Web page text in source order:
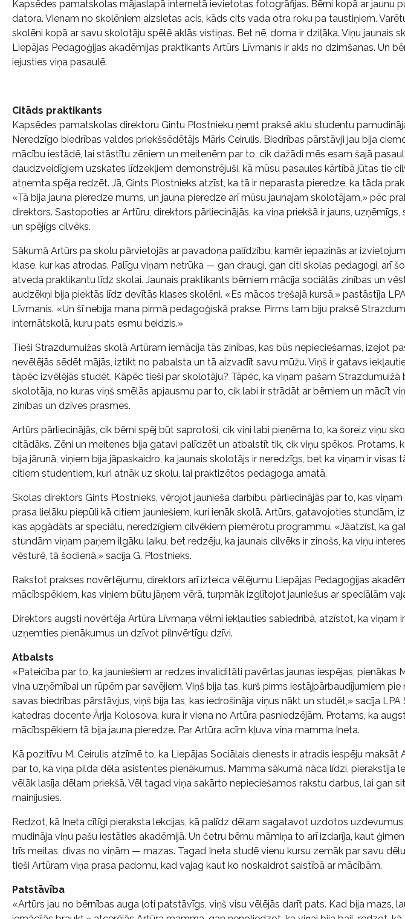
Kapsēdes pamatskolas mājaslapā internetā ievietotas fotogrāfijas. Bērni kopā ar jaunu
datora. Vienam no skolēniem aizsietas acis, kāds cits vada otra roku pa taustiņiem.
skolēni kopā ar savu skolotāju spēlē aklās vistiņas. Bet nē, doma ir dziļāka. Viņu jaunais
Liepājas Pedagoģijas akadēmijas praktikants Artūrs Līvmanis ir akls no dzimšanas. Un
iejusties viņa pasaulē.
Citāds praktikants
Kapsēdes pamatskolas direktoru Gintu Plostnieku ņemt praksē aklu studentu
Neredzīgo biedrības valdes priekšsēdētājs Māris Ceirulis. Biedrības pārstāvji jau bija
mācību iestādē, lai stāstītu zēniem un meitenēm par to, cik dažādi mēs esam šajā
daudzveidīgiem uzskates līdzekļiem demonstrējuši, kā mūsu pasaules kārtībā jūtas tie
atņemta spēja redzēt. Jā, Gints Plostnieks atzīst, ka tā ir neparasta pieredze, ka tāda
«Tā bija jauna pieredze mums, un jauna pieredze arī mūsu jaunajam skolotājam,» pēc
direktors. Sastopoties ar Artūru, direktors pārliecinājās, ka viņa priekšā ir jauns,
un spējīgs cilvēks.
Sākumā Artūrs pa skolu pārvietojās ar pavadoņa palīdzību, kamēr iepazinās ar
klase, kur kas atrodas. Palīgu viņam netrūka — gan draugi, gan citi skolas pedagogi, arī
atveda praktikantu līdz skolai. Jaunais praktikants bērniem mācīja sociālās zinības un
audzēkņi bija piektās līdz devītās klases skolēni. «Es mācos trešajā kursā,» pastāstīja
Līvmanis. «Un šī nebija mana pirmā pedagoģiskā prakse. Pirms tam biju praksē
internātskolā, kuru pats esmu beidzis.»
Tieši Strazdumuižas skolā Artūram iemācīja tās zinības, kas būs nepieciešamas, izejot
nevēlējās sēdēt mājās, iztikt no pabalsta un tā aizvadīt savu mūžu. Viņš ir gatavs
tāpēc izvēlējās studēt. Kāpēc tieši par skolotāju? Tāpēc, ka viņam pašam Strazdumuižā
skolotāja, no kuras viņš smēlās apjausmu par to, cik labi ir strādāt ar bērniem un mācīt
zinības un dzīves prasmes.
Artūrs pārliecinājās, cik bērni spēj būt saprotoši, cik viņi labi pieņēma to, ka šoreiz viņu
citādāks. Zēni un meitenes bija gatavi palīdzēt un atbalstīt tik, cik viņu spēkos. Protams,
bija jārunā, viņiem bija jāpaskaidro, ka jaunais skolotājs ir neredzīgs, bet ka viņam ir visas
citiem studentiem, kuri atnāk uz skolu, lai praktizētos pedagoga amatā.
Skolas direktors Gints Plostnieks, vērojot jaunieša darbību, pārliecinājās par to, kas
prasa lielāku piepūli kā citiem jauniešiem, kuri ienāk skolā. Artūrs, gatavojoties stundām,
kas apgādāts ar speciālu, neredzīgiem cilvēkiem piemērotu programmu. «Jāatzīst, ka
stundām viņam paņem ilgāku laiku, bet redzēju, ka jaunais cilvēks ir zinošs, ka viņu
vēsturē, tā šodienā,» sacīja G. Plostnieks.
Rakstot prakses novērtējumu, direktors arī izteica vēlējumu Liepājas Pedagoģijas
mācībspēkiem, kas viņiem būtu jāņem vērā, turpmāk izglītojot jauniešus ar speciālām
Direktors augsti novērtēja Artūra Līvmaņa vēlmi iekļauties sabiedrībā, atzīstot, ka viņam
uzņemties pienākumus un dzīvot pilnvērtīgu dzīvi.
Atbalsts
«Pateicība par to, ka jauniešiem ar redzes invaliditāti pavērtas jaunas iespējas, pienākas
viņa uzņēmībai un rūpēm par savējiem. Viņš bija tas, kurš pirms iestājpārbaudījumiem
savas biedrības pārstāvjus, viņš bija tas, kas iedrošināja viņus nākt un studēt,» sacīja LPA
katedras docente Ārija Kolosova, kura ir viena no Artūra pasniedzējām. Protams, ka
mācībspēkiem tā bija jauna pieredze. Par Artūra acīm kļuva vina mamma Ineta.
Kā pozitīvu M. Ceirulis atzīmē to, ka Liepājas Sociālais dienests ir atradis iespēju maksāt
par to, ka viņa pilda dēla asistentes pienākumus. Mamma sākumā nāca līdzi, pierakstīja
vēlāk lasīja dēlam priekšā. Vēl tagad viņa sakārto nepieciešamos rakstu darbus, lai gan
mainījusies.
Redzot, kā Ineta cītīgi pieraksta lekcijas, kā palīdz dēlam sagatavot uzdotos
mudināja viņu pašu iestāties akadēmijā. Un četru bērnu māmiņa to arī izdarīja, kaut
trīs meitas, divas no viņām — mazas. Tagad Ineta studē vienu kursu zemāk par savu
tieši Artūram viņa prasa padomu, kad vajag kaut ko noskaidrot saistībā ar mācībām.
Patstāvība
«Artūrs jau no bērnības auga ļoti patstāvīgs, viņš visu vēlējās darīt pats. Kad bija mazs,